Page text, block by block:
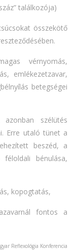
találkozója)
összekötő
vérnyomás,
emlékezetzavar,
betegségei
szélütés
Erre utaló tünet a
beszéd, a
bénulása,
kopogtatás,
fontos a
Reflexológia Konferencia